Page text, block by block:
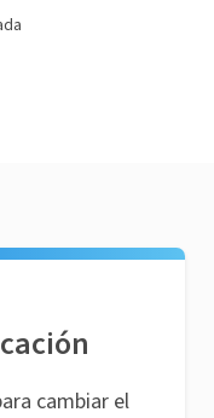
cambiar el